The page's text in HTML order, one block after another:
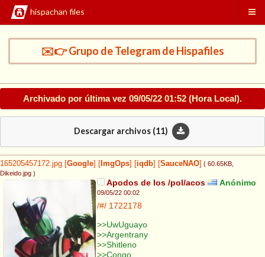
hispachan files
✉️👉 Grupo de Telegram de Hispafiles
Archivado por última vez 09/05/22 01:52 (Hora Local).
Descargar archivos (11)
165205457172.jpg Google ImgOps iqdb SauceNAO ( 60.65KB
Dikeido.jpg )
Apodos de los /pol/acos Anónimo
09/05/22 00:02
/#/ 1722178
>>UwUguayo
>>Argentrany
>>Shitleno
>>Congo